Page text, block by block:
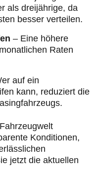
als dreijährige, da
besser verteilen.
– Eine höhere
Raten
auf ein
kann, reduziert die
Konditionen,
jetzt die aktuellen